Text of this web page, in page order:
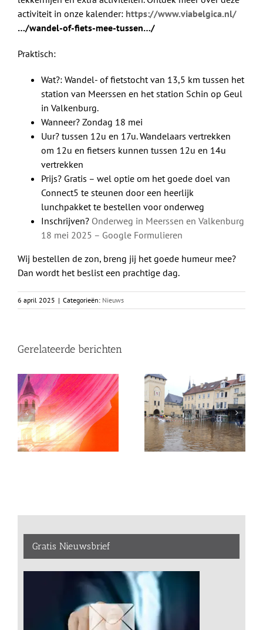
activiteit in onze kalender: https://www.viabelgica.nl/
…/wandel-of-fiets-mee-tussen…/
Praktisch:
Wat?: Wandel- of fietstocht van 13,5 km tussen het
station van Meerssen en het station Schin op Geul
in Valkenburg.
Wanneer? Zondag 18 mei
Uur? tussen 12u en 17u. Wandelaars vertrekken
om 12u en fietsers kunnen tussen 12u en 14u
vertrekken
Prijs? Gratis – wel optie om het goede doel van
Connect5 te steunen door een heerlijk
lunchpakket te bestellen voor onderweg
Inschrijven? Onderweg in Meerssen en Valkenburg
18 mei 2025 – Google Formulieren
Wij bestellen de zon, breng jij het goede humeur mee?
Dan wordt het beslist een prachtige dag.
6 april 2025 | Categorieën: Nieuws
Gerelateerde berichten
Gratis Nieuwsbrief